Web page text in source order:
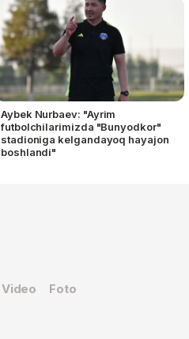
Aybek Nurbaev: "Ayrim
futbolchilarimizda "Bunyodkor"
stadioniga kelgandayoq hayajon
boshlandi"
Video Foto